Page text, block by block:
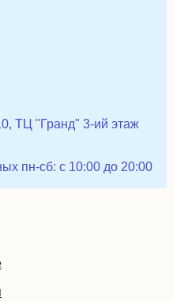
ТЦ "Гранд" 3-ий этаж
пн-сб: с 10:00 до 20:00